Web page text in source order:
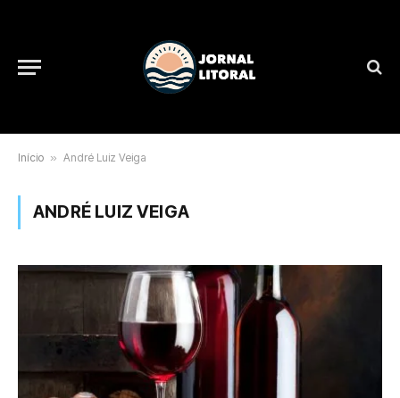
Início » André Luiz Veiga
ANDRÉ LUIZ VEIGA